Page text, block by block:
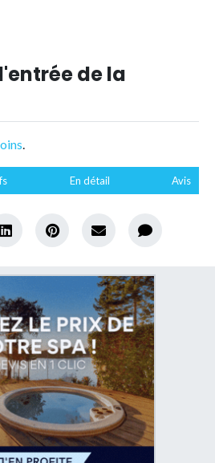
de la
.
En détail Avis